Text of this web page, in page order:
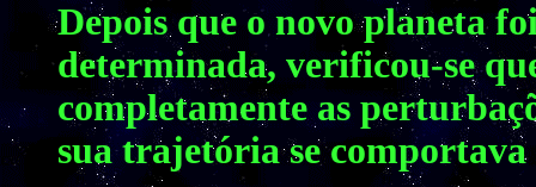
Depois que o novo planeta
determinada, verificou-se
completamente as
sua trajetória se